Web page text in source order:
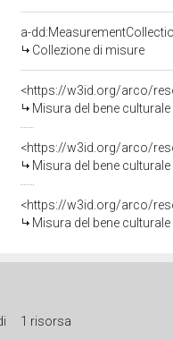
a-
Collezione di misure
<https://w3id.org/arco/
Misura del bene
<https://w3id.org/arco/
Misura del bene
<https://w3id.org/arco/
Misura del bene
1 risorsa